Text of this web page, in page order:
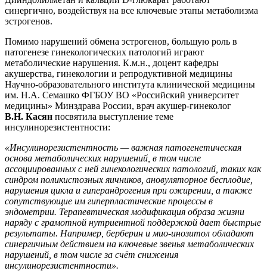
синергично, воздействуя на все ключевые этапы метаболизма
эстрогенов.
Помимо нарушений обмена эстрогенов, большую роль в
патогенезе гинекологических патологий играют
метаболические нарушения. К.м.н., доцент кафедры
акушерства, гинекологии и репродуктивной медицины
Научно-образовательного института клинической медицины
им. Н.А. Семашко ФГБОУ ВО «Российский университет
медицины» Минздрава России, врач акушер-гинеколог
В.Н. Касян посвятила выступление теме
инсулинорезистентности:
«Инсулинорезистентность — важная патогенетическая
основа метаболических нарушений, в том числе
ассоциированных с ней гинекологических патологий, таких как
синдром поликистозных яичников, ановуляторное бесплодие,
нарушения цикла и гиперандрогения при ожирении, а также
сопутствующие им гиперпластические процессы в
эндометрии. Терапевтическая модификация образа жизни
наряду с грамотной нутриентной поддержкой дает быстрые
результаты. Например, берберин и мио-инозитол обладают
синергичным действием на ключевые звенья метаболических
нарушений, в том числе за счёт снижения
инсулинорезистентности».